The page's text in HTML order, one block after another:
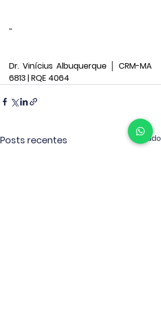
-
Dr. Vinícius Albuquerque │ CRM-MA
6813 | RQE 4064
Posts recentes Ver tudo